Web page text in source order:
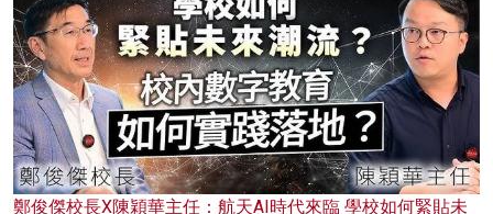
鄭俊傑校長X陳穎華主任：航天AI時代來臨 學校如何緊貼未